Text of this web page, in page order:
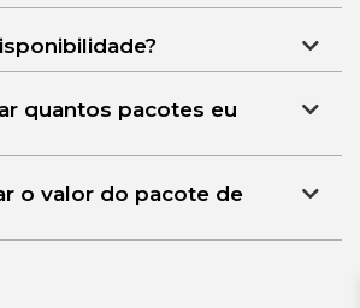
quantos pacotes eu
o valor do pacote de